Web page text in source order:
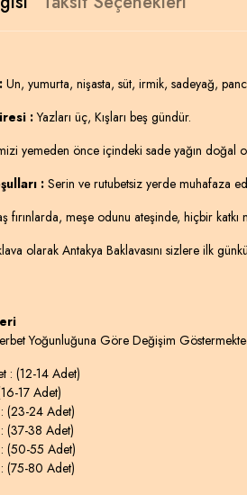
Un, yumurta, nişasta, süt, irmik, sadeyağ,
:Yazları üç, Kışları beş gündür.
yemeden önce içindeki sade yağın doğal
: Serin ve rutubetsiz yerde muhafaza
fırınlarda, meşe odunu ateşinde, hiçbir
olarak Antakya Baklavasını sizlere ilk
Yoğunluğuna Göre Değişim
: (12-14 Adet)
17 Adet)
(23-24 Adet)
(37-38 Adet)
(50-55 Adet)
(75-80 Adet)